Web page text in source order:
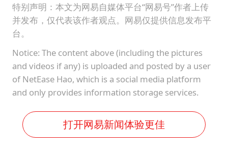
泰国初中生饮弹自尽前开了26枪
多个明星演唱会取消
女儿为争财产堵门阻挠父亲出殡
Kimi K3也失控了
特别声明：本文为网易自媒体平台“网易号”作者上传
并发布，仅代表该作者观点。网易仅提供信息发布平
台。
Notice: The content above (including the pictures
and videos if any) is uploaded and posted by a user
of NetEase Hao, which is a social media platform
and only provides information storage services.
打开网易新闻体验更佳